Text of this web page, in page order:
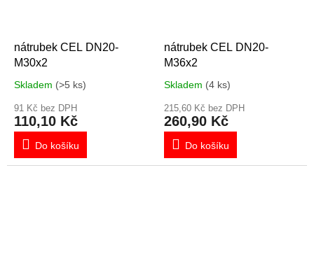
nátrubek CEL DN20-
M30x2
Skladem (>5 ks)
91 Kč bez DPH
110,10 Kč
Do košíku
nátrubek CEL DN20-
M36x2
Skladem (4 ks)
215,60 Kč bez DPH
260,90 Kč
Do košíku